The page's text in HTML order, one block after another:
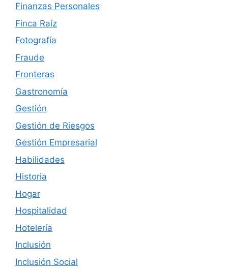
Finanzas Personales
Finca Raíz
Fotografía
Fraude
Fronteras
Gastronomía
Gestión
Gestión de Riesgos
Gestión Empresarial
Habilidades
Historia
Hogar
Hospitalidad
Hotelería
Inclusión
Inclusión Social